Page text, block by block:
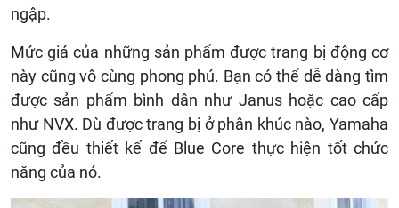
ngập.
Mức giá của những sản phẩm được trang bị động cơ
này cũng vô cùng phong phú. Bạn có thể dễ dàng tìm
được sản phẩm bình dân như Janus hoặc cao cấp
như NVX. Dù được trang bị ở phân khúc nào, Yamaha
cũng đều thiết kế để Blue Core thực hiện tốt chức
năng của nó.